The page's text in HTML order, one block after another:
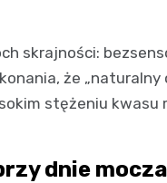
skrajności:
że „naturalny
stężeniu kwasu
dnie